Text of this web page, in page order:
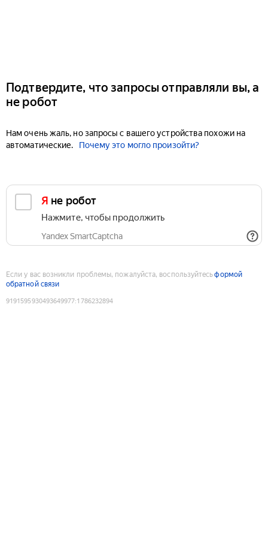
Подтвердите, что запросы отправляли вы, а
не робот
Нам очень жаль, но запросы с вашего устройства похожи на
автоматические.
Почему это могло произойти?
Я не робот
Нажмите, чтобы продолжить
Yandex SmartCaptcha
Если у вас возникли проблемы, пожалуйста, воспользуйтесьформой
обратной связи
9191595930493649977:1786232894